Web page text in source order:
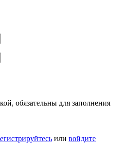
обязательны для заполнения
или войдите